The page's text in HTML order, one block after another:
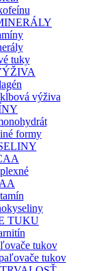
tuky
výživa
formy
TUKU
tukov
tukov